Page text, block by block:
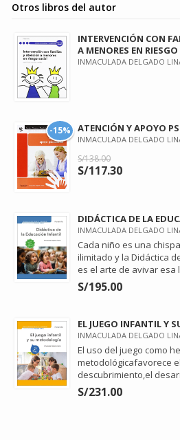
Otros libros del autor
INTERVENCIÓN CON
A MENORES EN
INMACULADA DELGADO
-15% ATENCIÓN Y APOYO
INMACULADA DELGADO
S/138.00
S/117.30
DIDÁCTICA DE LA
INMACULADA DELGADO
Cada niño es una
ilimitado y la Didáctica
es el arte de avivar esa
S/195.00
EL JUEGO INFANTIL Y
INMACULADA DELGADO
El uso del juego como
metodológicafavorece
descubrimiento,el
S/231.00